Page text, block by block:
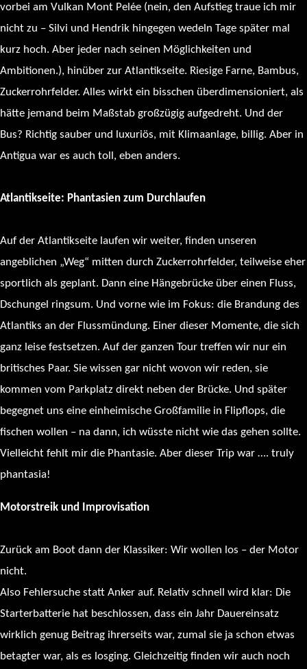
vorbei am Vulkan Mont Pelée (nein, den Aufstieg traue ich mir
nicht zu – Silvi und Hendrik hingegen wedeln Tage später mal
kurz hoch. Aber jeder nach seinen Möglichkeiten und
Ambitionen.), hinüber zur Atlantikseite. Riesige Farne, Bambus,
Zuckerrohrfelder. Alles wirkt ein bisschen überdimensioniert, als
hätte jemand beim Maßstab großzügig aufgedreht. Und der
Bus? Richtig sauber und luxuriös, mit Klimaanlage, billig. Aber in
Antigua war es auch toll, eben anders.
Atlantikseite: Phantasien zum Durchlaufen
Auf der Atlantikseite laufen wir weiter, finden unseren
angeblichen „Weg“ mitten durch Zuckerrohrfelder, teilweise eher
sportlich als geplant. Dann eine Hängebrücke über einen Fluss,
Dschungel ringsum. Und vorne wie im Fokus: die Brandung des
Atlantiks an der Flussmündung. Einer dieser Momente, die sich
ganz leise festsetzen. Auf der ganzen Tour treffen wir nur ein
britisches Paar. Sie wissen gar nicht wovon wir reden, sie
kommen vom Parkplatz direkt neben der Brücke. Und später
begegnet uns eine einheimische Großfamilie in Flipflops, die
fischen wollen – na dann, ich wüsste nicht wie das gehen sollte.
Vielleicht fehlt mir die Phantasie. Aber dieser Trip war …. truly
phantasia!
Motorstreik und Improvisation
Zurück am Boot dann der Klassiker: Wir wollen los – der Motor
nicht.
Also Fehlersuche statt Anker auf. Relativ schnell wird klar: Die
Starterbatterie hat beschlossen, dass ein Jahr Dauereinsatz
wirklich genug Beitrag ihrerseits war, zumal sie ja schon etwas
betagter war, als es losging. Gleichzeitig finden wir auch noch